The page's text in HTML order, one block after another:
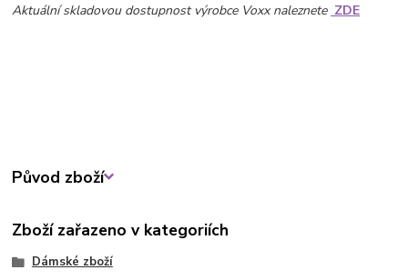
Aktuální skladovou dostupnost výrobce Voxx naleznete ZDE
Původ zboží
Zboží zařazeno v kategoriích
Dámské zboží